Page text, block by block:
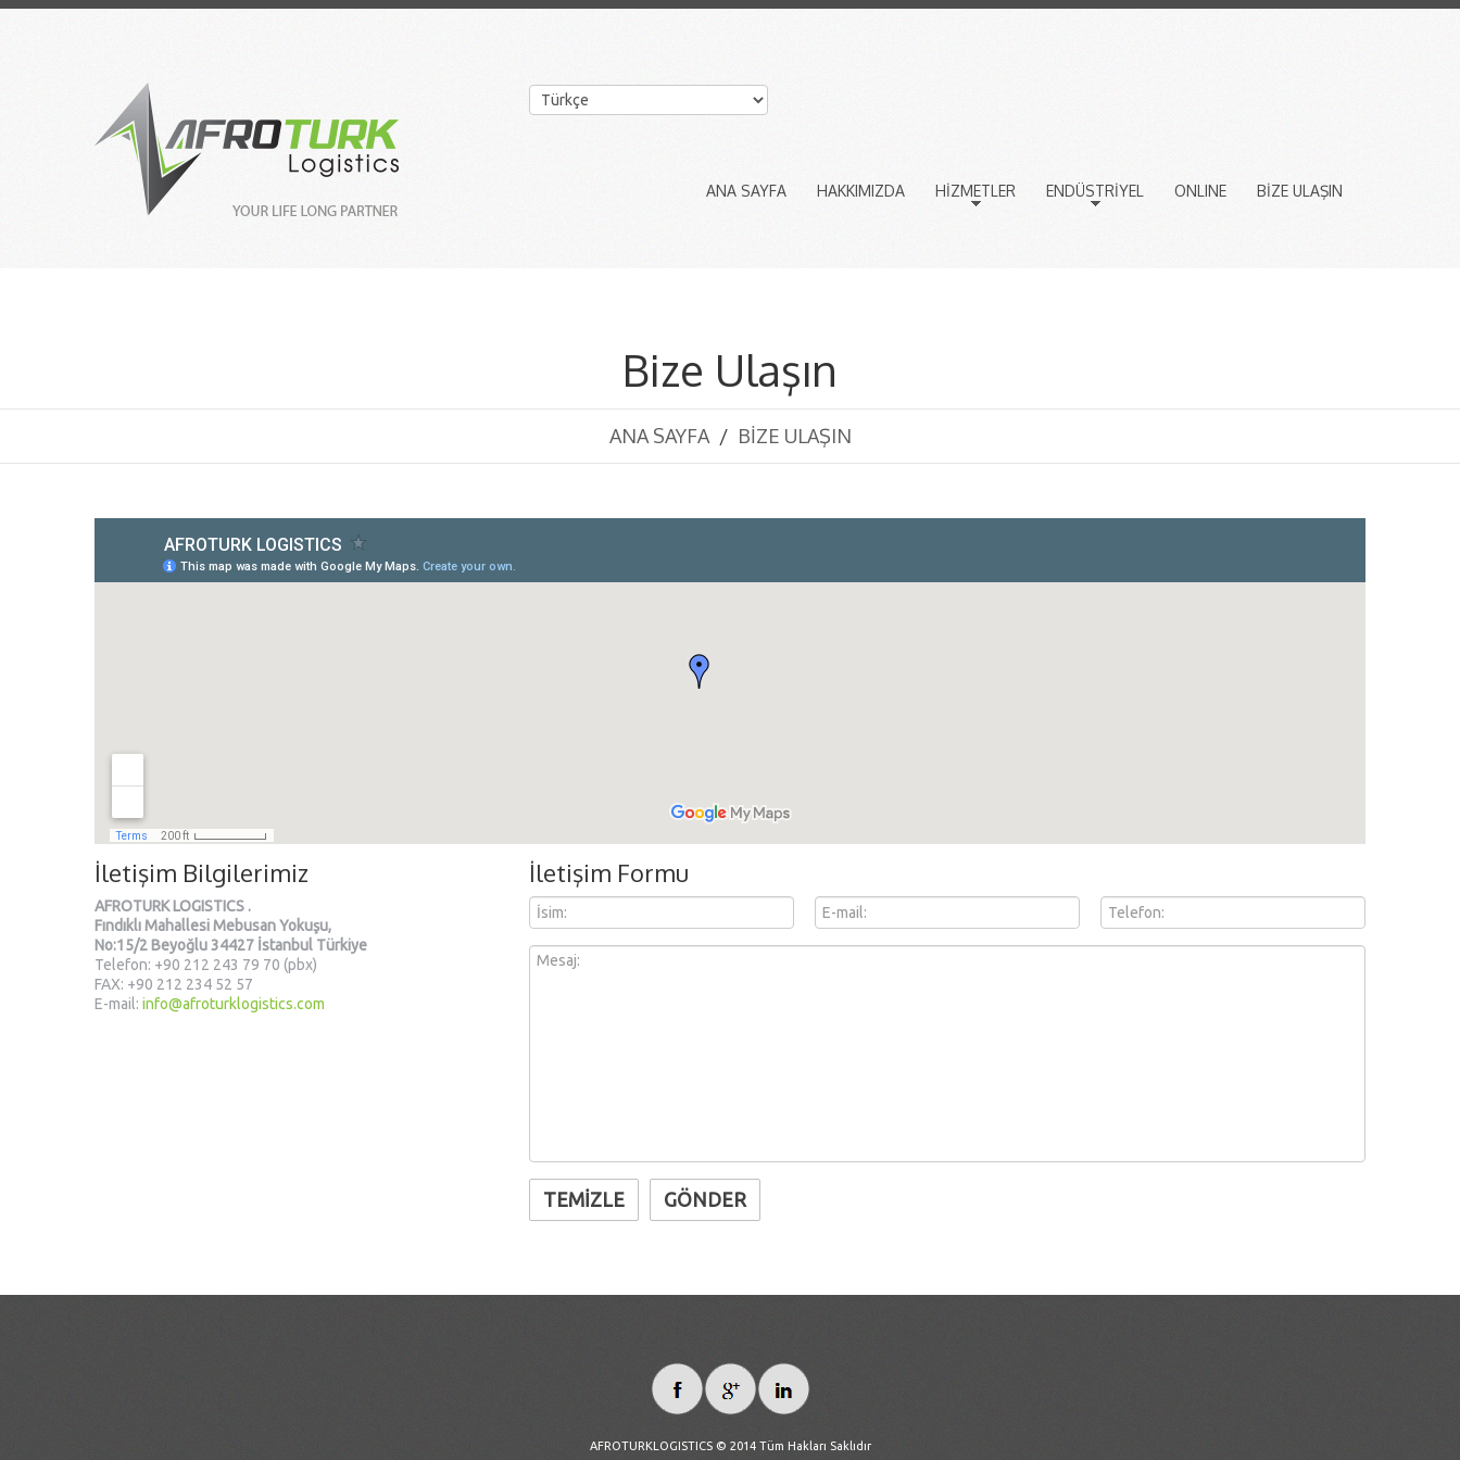
ANA SAYFA HAKKIMIZDA HİZMETLER ENDÜSTRİYEL ONLINE BİZE ULAŞIN
Bize Ulaşın
ANA SAYFA BIZE ULAŞIN
İletişim Bilgilerimiz
AFROTURK LOGISTICS .
Fındıklı Mahallesi Mebusan Yokuşu,
No:15/2 Beyoğlu 34427 İstanbul Türkiye
Telefon: +90 212 243 79 70 (pbx)
FAX: +90 212 234 52 57
E-mail: info@afroturklogistics.com
İletişim Formu
AFROTURKLOGISTICS © 2014 Tüm Hakları Saklıdır